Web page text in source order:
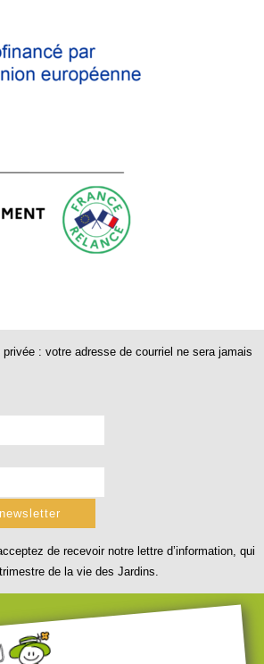
: votre adresse de courriel ne sera jamais
de recevoir notre lettre d’information, qui
de la vie des Jardins.